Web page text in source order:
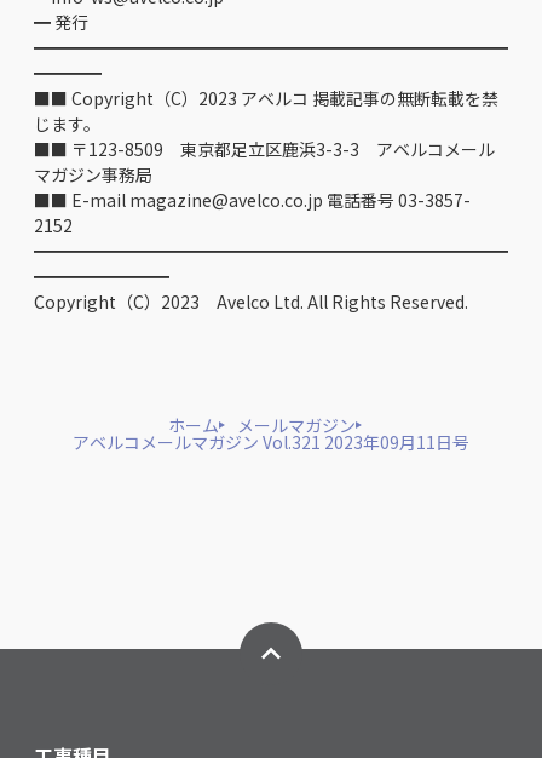
━ 発行
━━━━━━━━━━━━━━━━━━━━━━━━━━━━
━━━━
■■ Copyright（C）2023 アベルコ 掲載記事の無断転載を禁
じます。
■■ 〒123-8509 東京都足立区鹿浜3-3-3 アベルコメール
マガジン事務局
■■ E-mail magazine@avelco.co.jp 電話番号 03-3857-
2152
━━━━━━━━━━━━━━━━━━━━━━━━━━━━
━━━━━━━━
Copyright（C）2023 Avelco Ltd. All Rights Reserved.
ホーム メールマガジン
アベルコメールマガジン Vol.321 2023年09月11日号